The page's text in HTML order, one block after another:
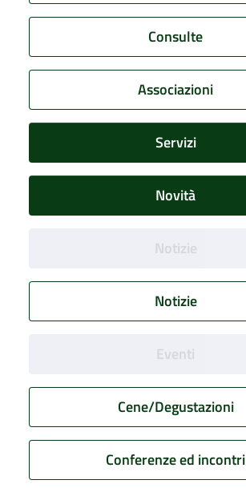
Consulte
Associazioni
Servizi
Novità
Notizie
Notizie
Eventi
Cene/Degustazioni
Conferenze ed incontri